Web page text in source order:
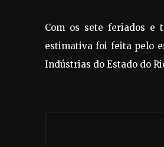
Com os sete feriados e
estimativa foi feita pelo
Indústrias do Estado do